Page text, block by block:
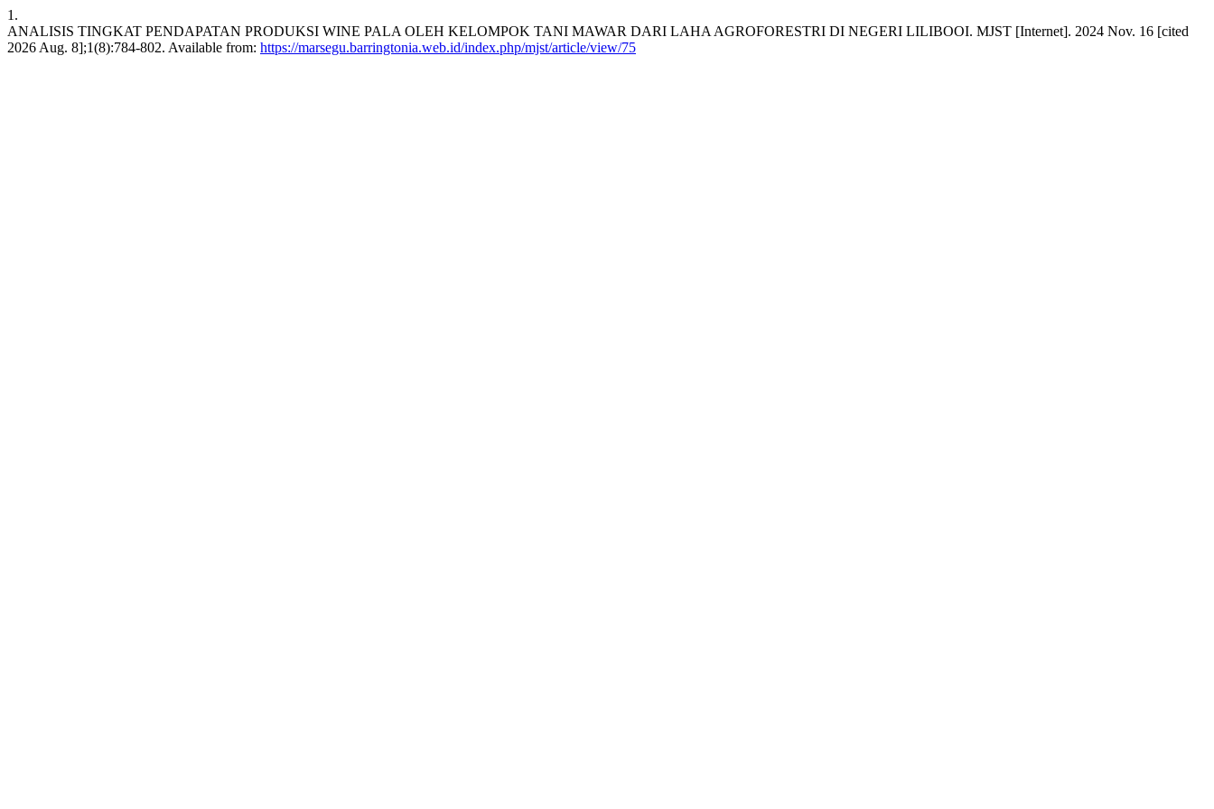
1.
ANALISIS TINGKAT PENDAPATAN PRODUKSI WINE PALA OLEH KELOMPOK TANI MAWAR DARI LAHA AGROFORESTRI DI NEGERI LILIBOOI. MJST [Internet]. 2024 Nov. 16 [cited
2026 Aug. 8];1(8):784-802. Available from: https://marsegu.barringtonia.web.id/index.php/mjst/article/view/75